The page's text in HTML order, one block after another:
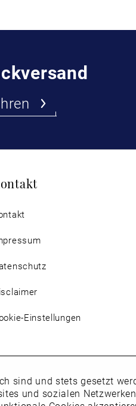
Einstellungen
sind und stets gesetzt
und sozialen